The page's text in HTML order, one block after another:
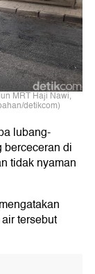
MRT Haji Nawi,
detikcom)
lubang-
berceceran di
tidak nyaman
tersebut